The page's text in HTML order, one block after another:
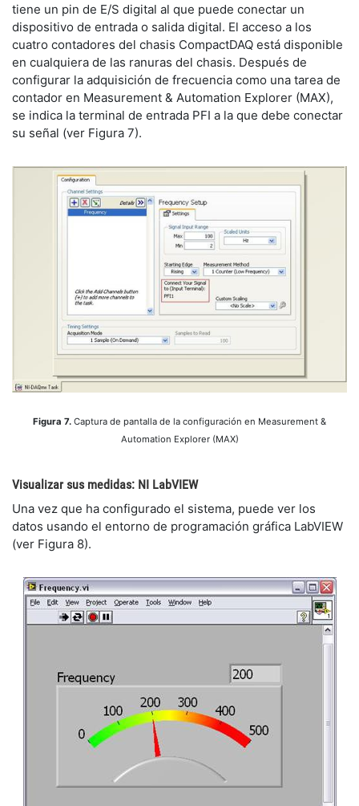
tiene un pin de E/S digital al que puede conectar un
dispositivo de entrada o salida digital. El acceso a los
cuatro contadores del chasis CompactDAQ está disponible
en cualquiera de las ranuras del chasis. Después de
configurar la adquisición de frecuencia como una tarea de
contador en Measurement & Automation Explorer (MAX),
se indica la terminal de entrada PFI a la que debe conectar
su señal (ver Figura 7).
Figura 7. Captura de pantalla de la configuración en Measurement &
Automation Explorer (MAX)
Visualizar sus medidas: NI LabVIEW
Una vez que ha configurado el sistema, puede ver los
datos usando el entorno de programación gráfica LabVIEW
(ver Figura 8).